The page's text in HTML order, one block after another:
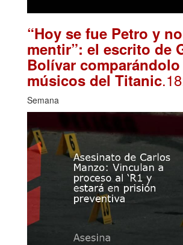
“Hoy se fue Petro y
mentir”: el escrito de
Bolívar
músicos del Titanic
Semana